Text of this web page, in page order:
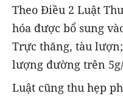
Theo Điều 2 Luật
hóa được bổ sung
Trực thăng, tàu
lượng đường trên
Luật cũng thu hẹp